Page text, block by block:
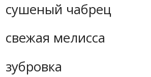
сушеный чабрец
свежая мелисса
зубровка